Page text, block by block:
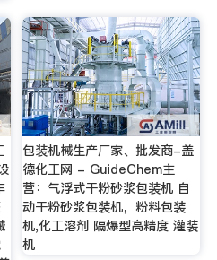
包装机械生产厂家、批发商-盖
德化工网 - GuideChem主
营：气浮式干粉砂浆包装机 自
动干粉砂浆包装机，粉料包装
机,化工溶剂 隔爆型高精度 灌装
机